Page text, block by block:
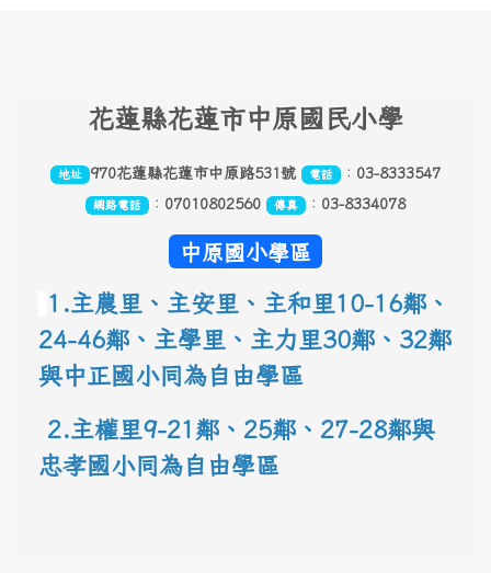
花蓮縣花蓮市中原國民小學
地址 970花蓮縣花蓮市中原路531號 電話 ： 03-8333547
網路電話 ： 07010802560 傳真 ： 03-8334078
中原國小學區
1.主農里、主安里、主和里10-16鄰 、
24-46鄰、主學里、主力里30鄰 、 32鄰
與中正國小同為自由學區
2.主權里9-21鄰、25鄰 、 27-28鄰與
忠孝國小同為自由學區